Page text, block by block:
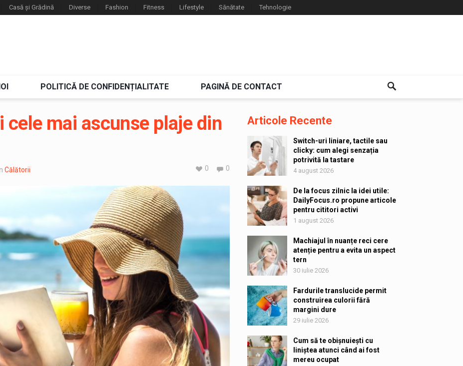
Casă și Grădină Diverse Fashion Fitness Lifestyle Sănătate Tehnologie
POLITICĂ DE CONFIDENȚIALITATE PAGINĂ DE CONTACT
cele mai ascunse plaje din
Călătorii 0
0
Articole Recente
Switch-uri liniare, tactile sau
clicky: cum alegi senzația
potrivită la tastare
4 august 2026
De la focus zilnic la idei utile:
DailyFocus.ro propune articole
pentru cititori activi
1 august 2026
Machiajul în nuanțe reci cere
atenție pentru a evita un aspect
tern
30 iulie 2026
Fardurile translucide permit
construirea culorii fără
margini dure
29 iulie 2026
Cum să te obișnuiești cu
liniștea atunci când ai fost
mereu ocupat